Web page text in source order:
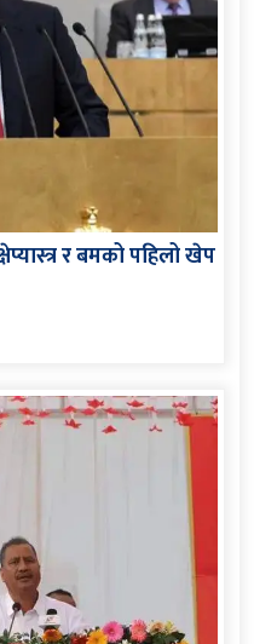
र बमको पहिलो खेप